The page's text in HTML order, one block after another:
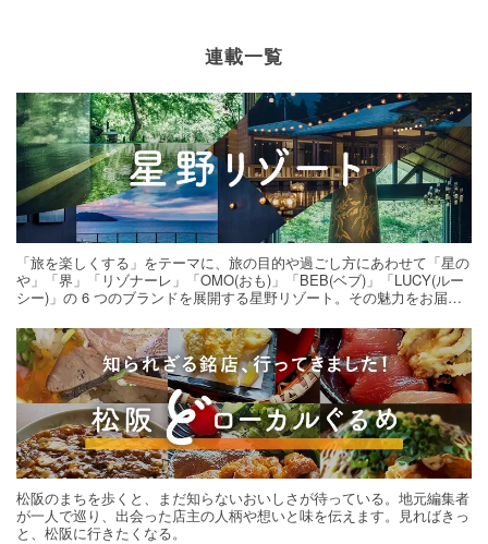
連載一覧
「旅を楽しくする」をテーマに、旅の目的や過ごし方にあわせて「星の
や」「界」「リゾナーレ」「OMO(おも)」「BEB(ベブ)」「LUCY(ルー
シー)」の 6 つのブランドを展開する星野リゾート。その魅力をお届け
松阪のまちを歩くと、まだ知らないおいしさが待っている。地元編集者
が一人で巡り、出会った店主の人柄や想いと味を伝えます。見ればきっ
と、松阪に行きたくなる。